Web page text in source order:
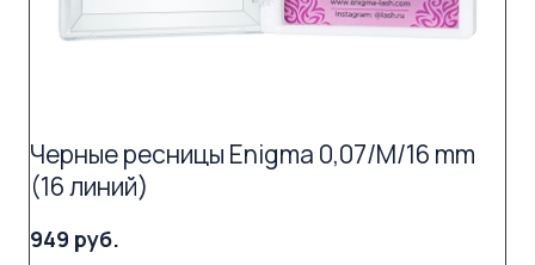
Черные ресницы Enigma 0,07/M/16 mm
(16 линий)
949 руб.